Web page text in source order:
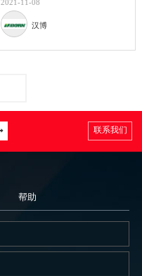
2021-11-08
汉博
联系我们
帮助